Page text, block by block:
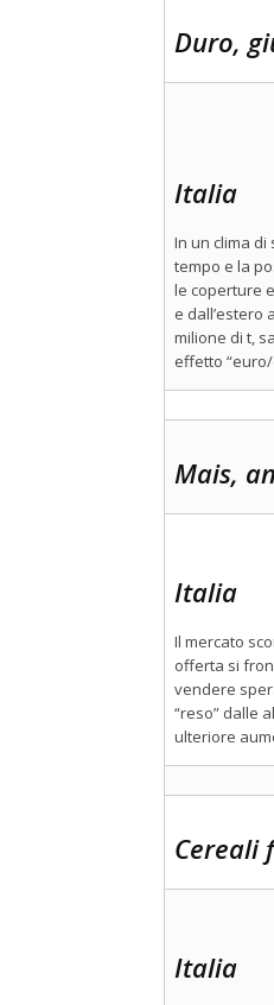
Duro,
Italia
In un clima
tempo e la
le coperture
e dall’estero
milione di t,
effetto
Mais,
Italia
Il mercato
offerta si
vendere
“reso” dalle
ulteriore
Cereali
Italia